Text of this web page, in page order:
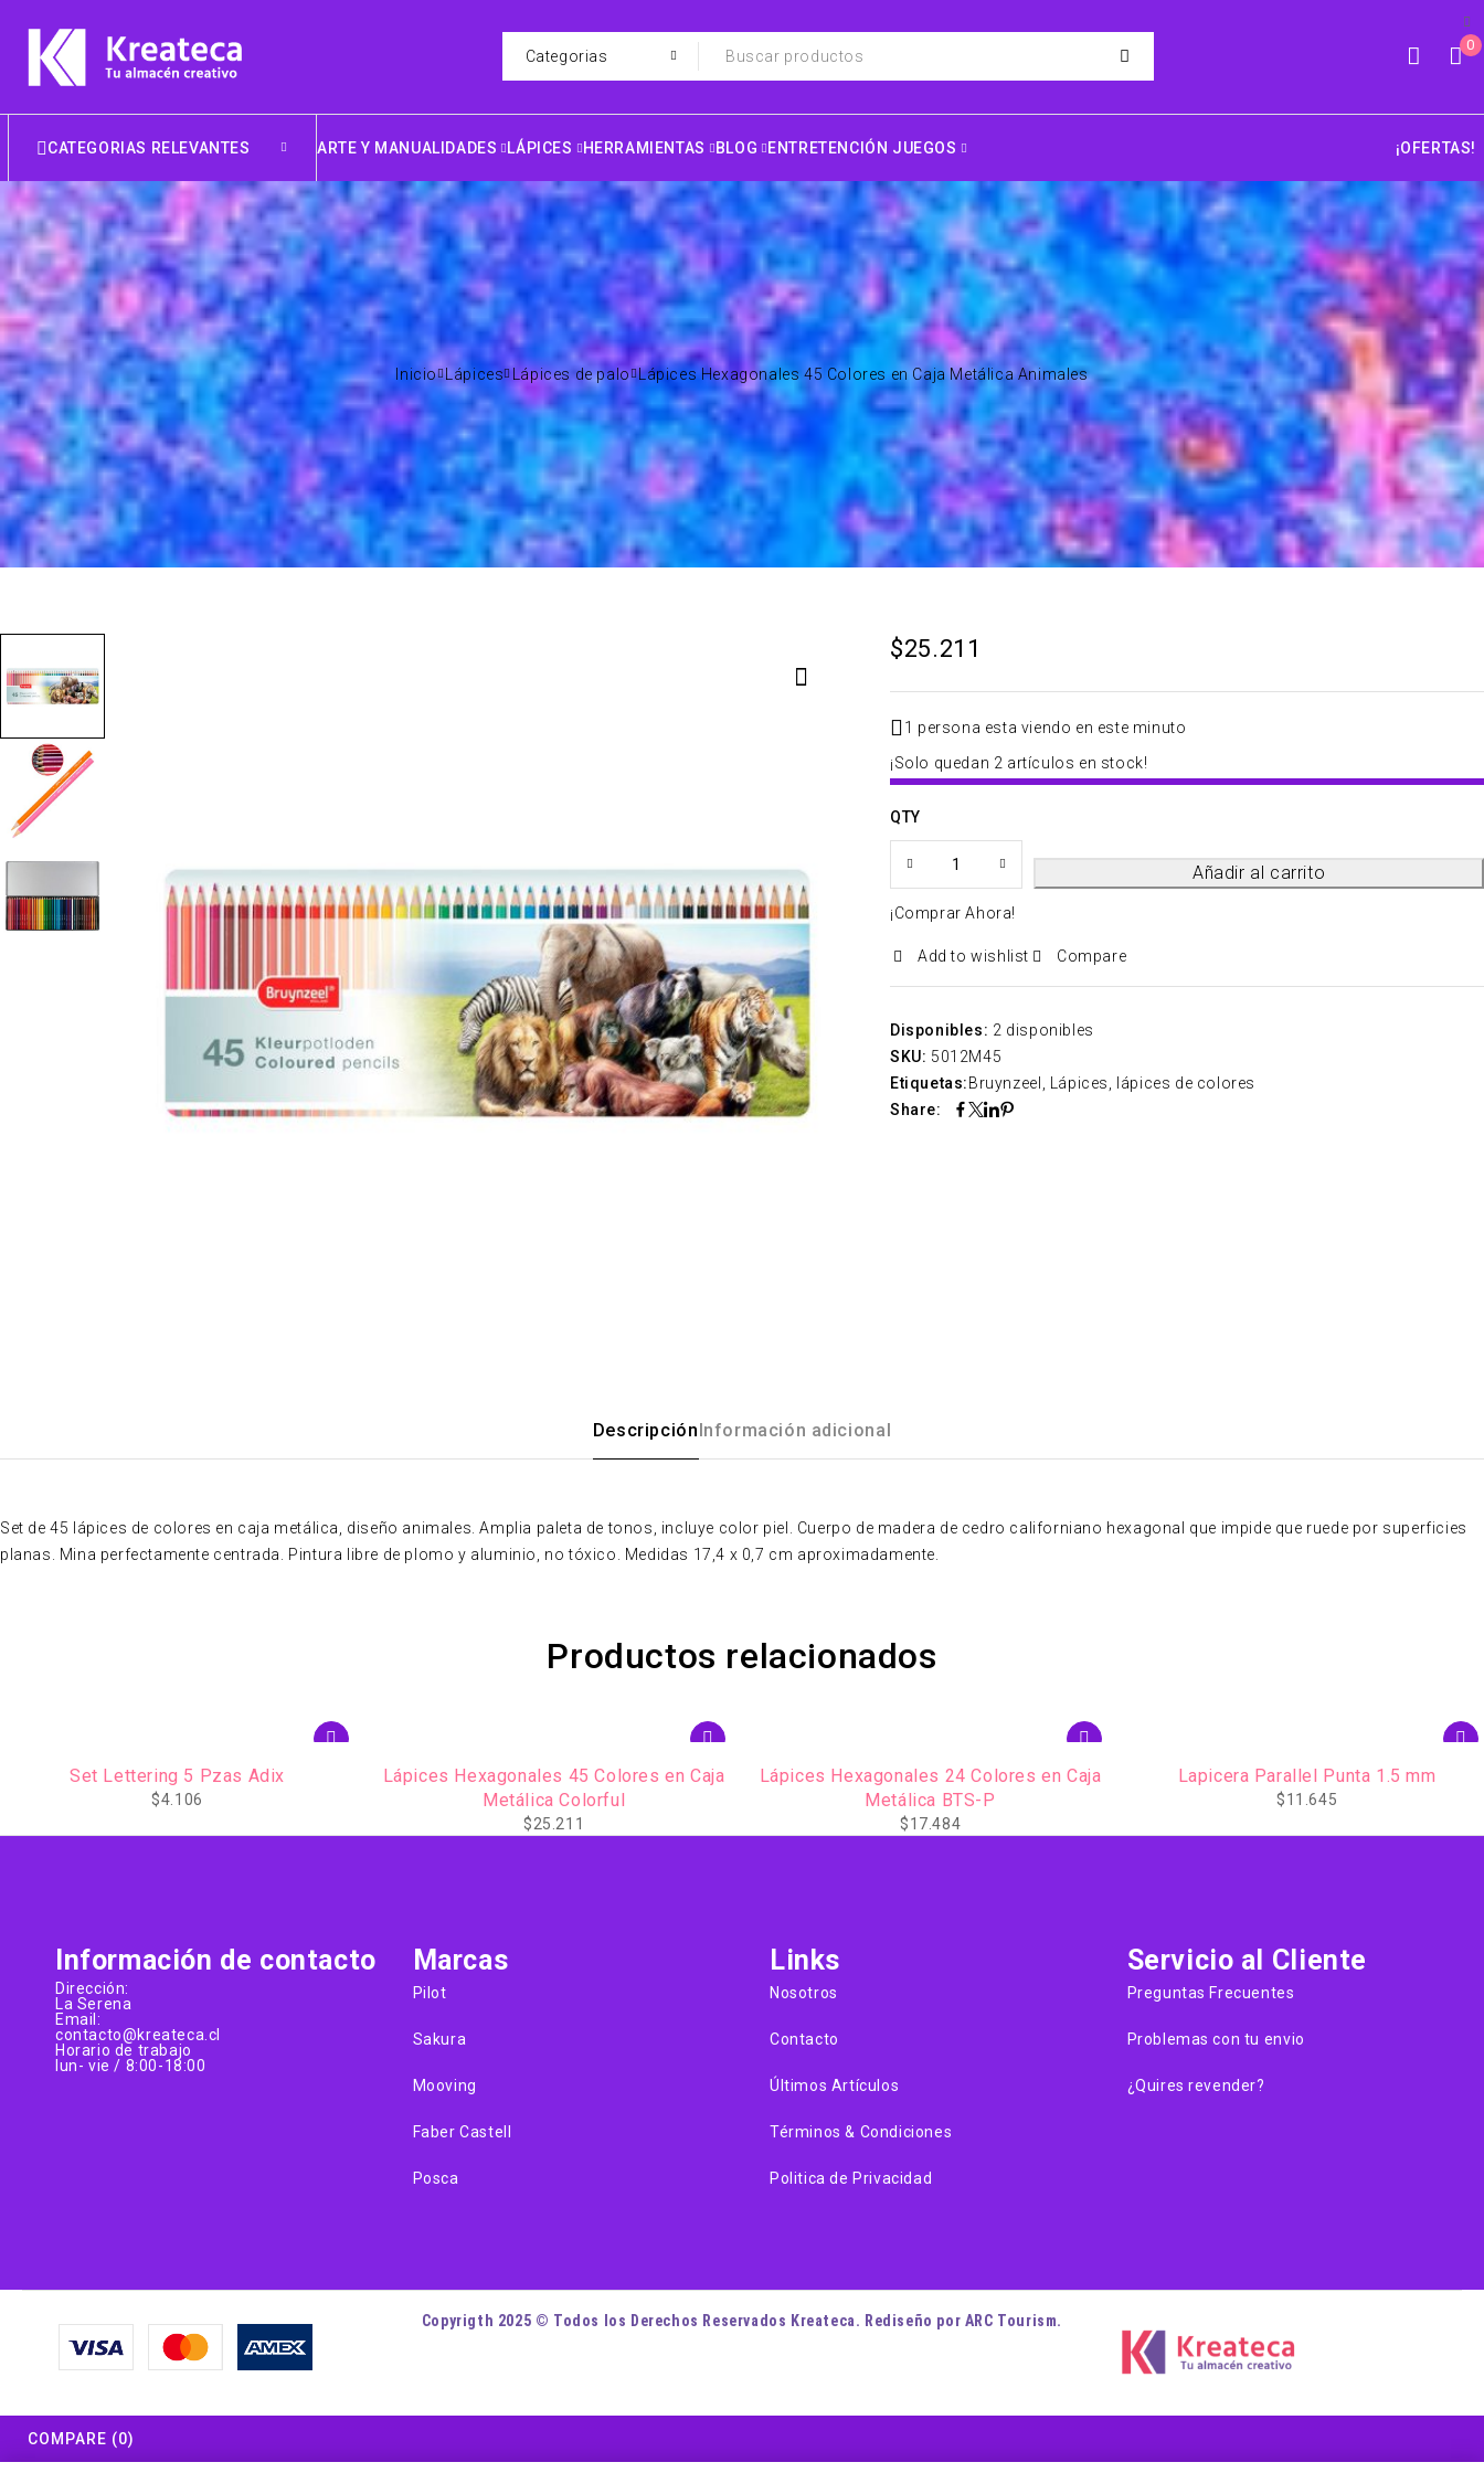
0
CATEGORIAS RELEVANTES ARTE Y MANUALIDADES LÁPICES HERRAMIENTAS BLOG ENTRETENCIÓN JUEGOS ¡OFERTAS!
Inicio Lápices Lápices de palo Lápices Hexagonales 45 Colores en Caja Metálica Animales
$25.211
1 persona esta viendo en este minuto
¡Solo quedan 2 artículos en stock!
QTY
Añadir al carrito
¡Comprar Ahora!
Add to wishlist Compare
Disponibles: 2 disponibles
SKU: 5012M45
Etiquetas:Bruynzeel Lápices
lápices de colores
Share:
DescripciónInformación adicional
Set de 45 lápices de colores en caja metálica, diseño animales. Amplia paleta de tonos, incluye color piel. Cuerpo de madera de cedro californiano hexagonal que impide que ruede por superficies
planas. Mina perfectamente centrada. Pintura libre de plomo y aluminio, no tóxico. Medidas 17,4 x 0,7 cm aproximadamente.
Productos relacionados
Lápices Hexagonales 45 Colores en Caja
Metálica Colorful
Lápices Hexagonales 24 Colores en Caja
Metálica BTS-P
$17.484
Lapicera Parallel Punta 1.5 mm
$ 11.645
Lápices Expression 72 Colores Caja
Metálica
Información de contacto
Dirección:
La Serena
Email:
contacto@kreateca.cl
Horario de trabajo
lun- vie / 8:00-18:00
Marcas
Pilot
Sakura
Mooving
Faber Castell
Posca
Links
Nosotros
Contacto
Últimos Artículos
Términos & Condiciones
Politica de Privacidad
Servicio al Cliente
Preguntas Frecuentes
Problemas con tu envio
¿Quires revender?
Copyrigth 2025 © Todos los Derechos Reservados Kreateca. Rediseño por ARC Tourism.
COMPARE (0)